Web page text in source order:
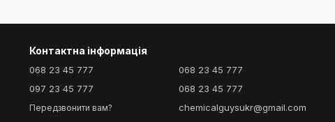
Контактна інформація
068 23 45 777
097 23 45 777
Передзвонити вам?
068 23 45 777
068 23 45 777
chemicalguysukr@gmail.com